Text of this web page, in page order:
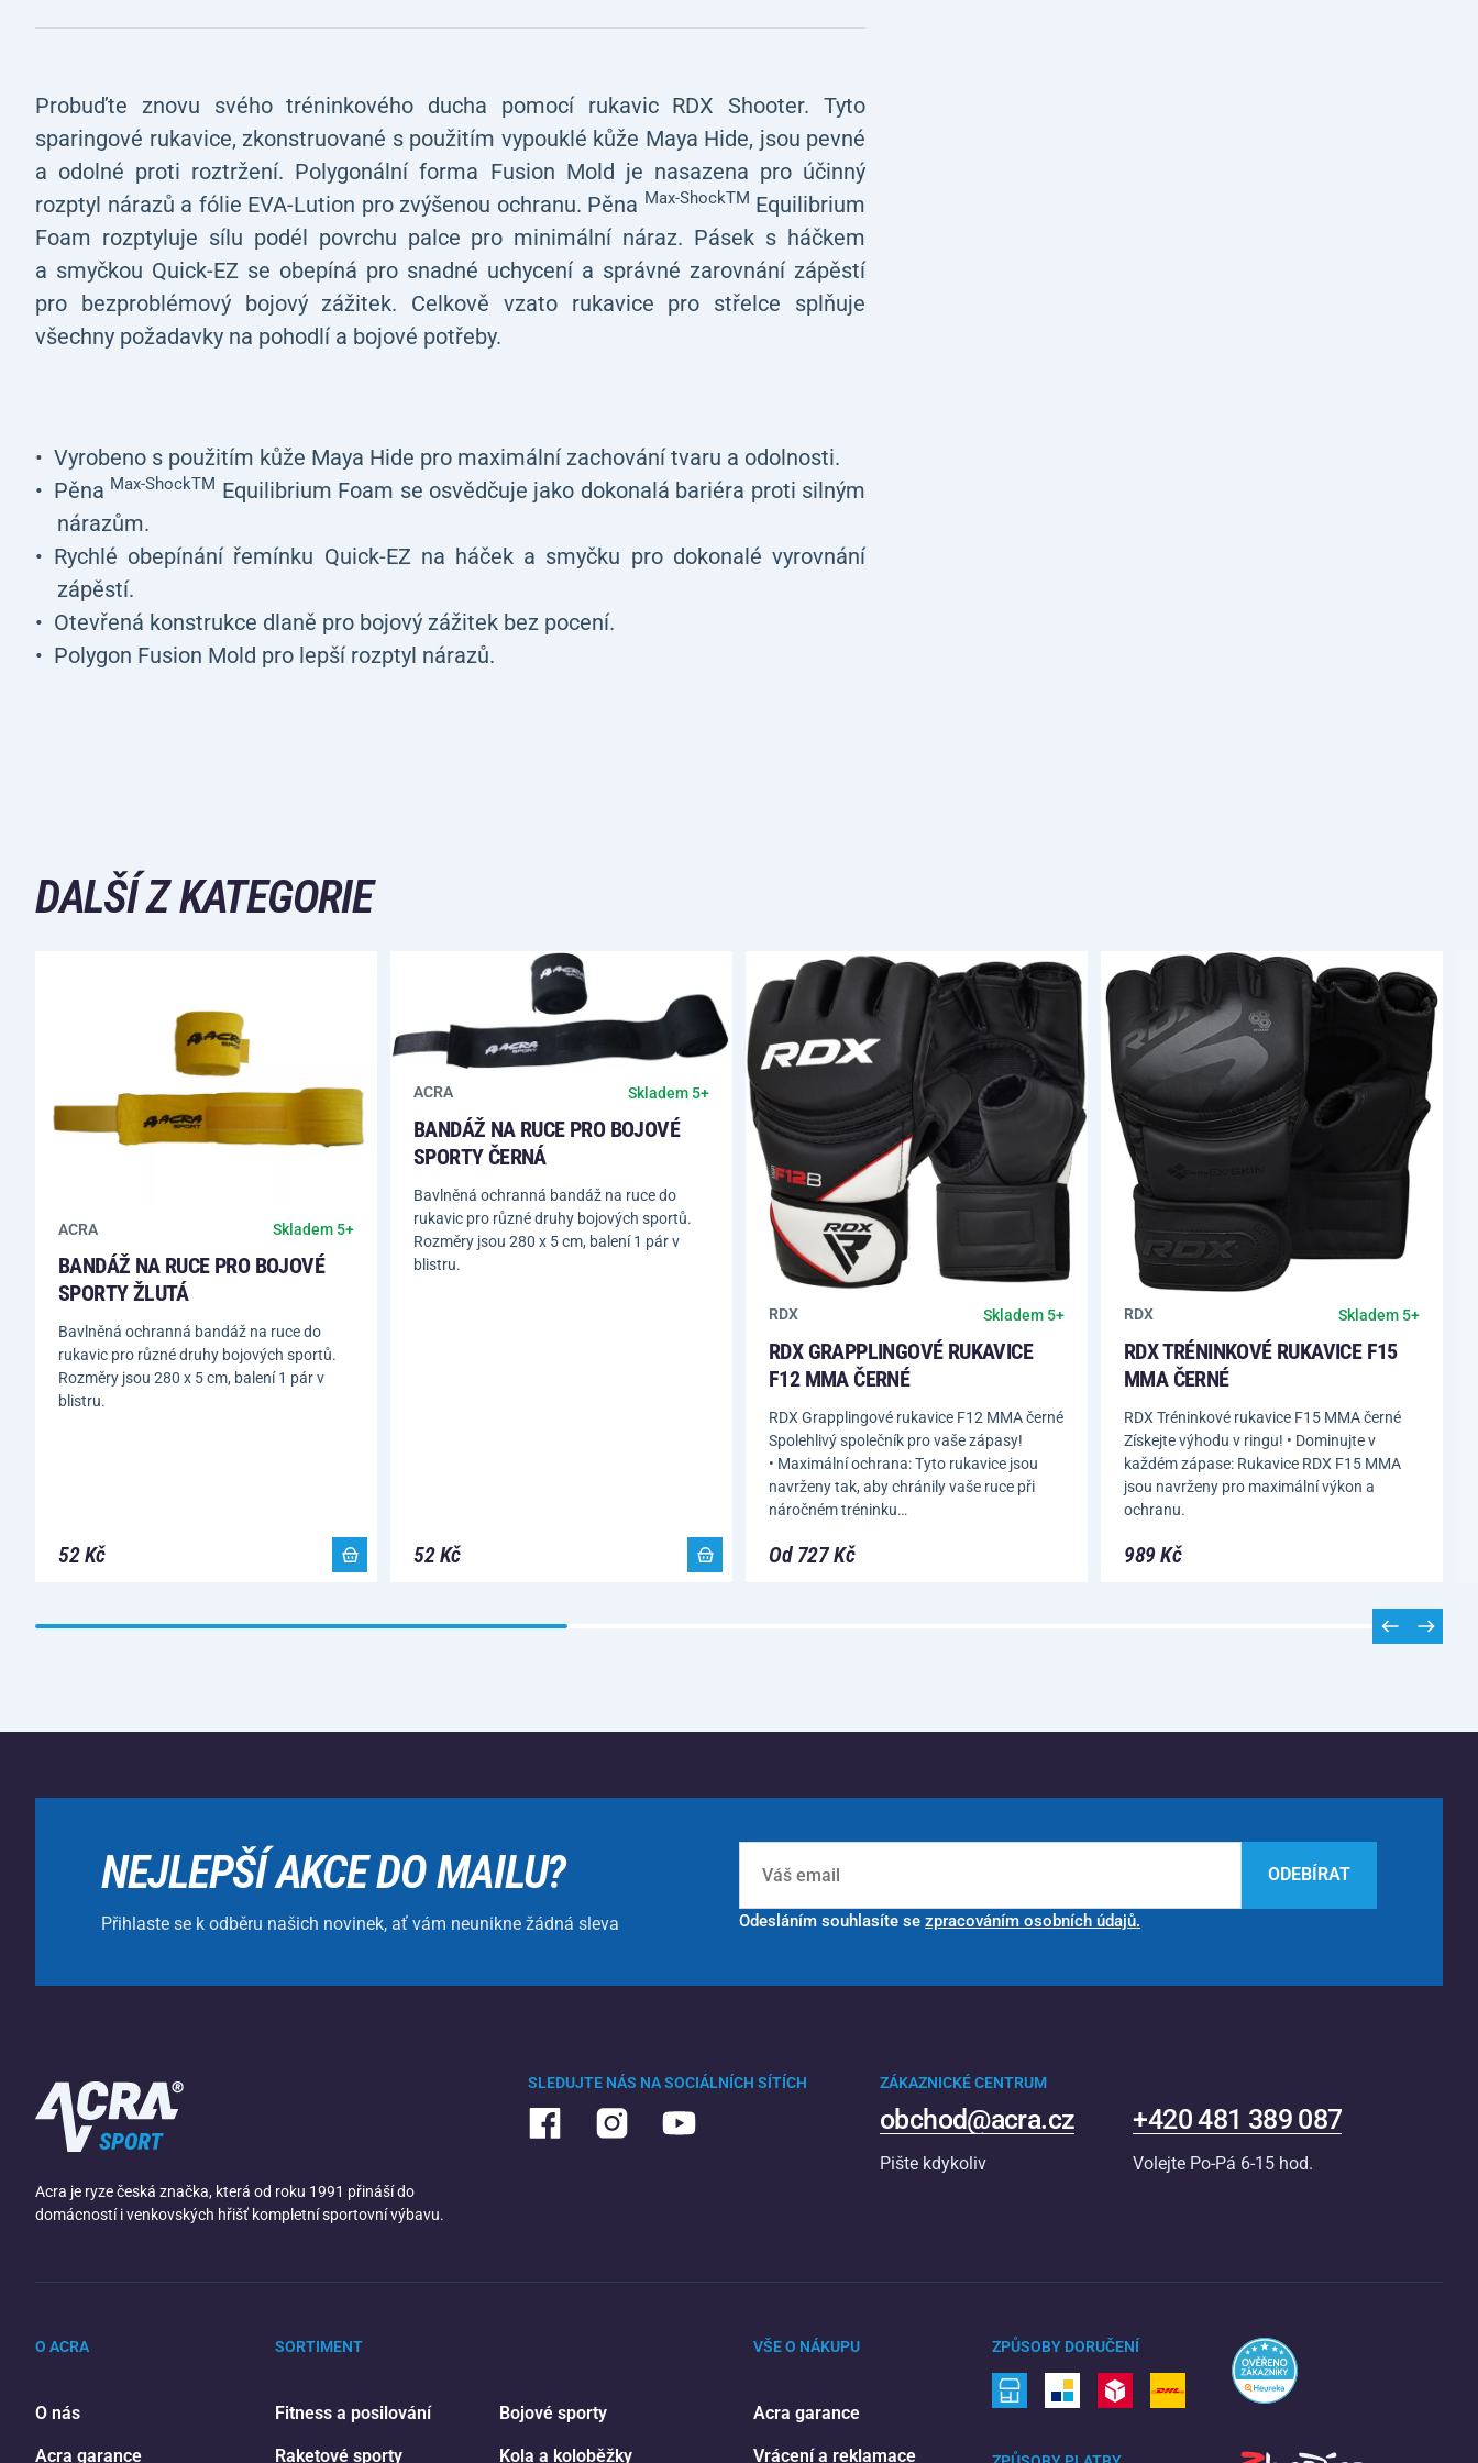
Probuďte znovu svého tréninkového ducha pomocí rukavic RDX Shooter. Tyto
sparingové rukavice, zkonstruované s použitím vypouklé kůže Maya Hide, jsou pevné
a odolné proti roztržení. Polygonální forma Fusion Mold je nasazena pro účinný
rozptyl nárazů a fólie EVA-Lution pro zvýšenou ochranu. Pěna Max-ShockTM Equilibrium
Foam rozptyluje sílu podél povrchu palce pro minimální náraz. Pásek s háčkem
a smyčkou Quick-EZ se obepíná pro snadné uchycení a správné zarovnání zápěstí
pro bezproblémový bojový zážitek. Celkově vzato rukavice pro střelce splňuje
všechny požadavky na pohodlí a bojové potřeby.
Vyrobeno s použitím kůže Maya Hide pro maximální zachování tvaru a odolnosti.
Pěna Max-ShockTM Equilibrium Foam se osvědčuje jako dokonalá bariéra proti silným
nárazům.
Rychlé obepínání řemínku Quick-EZ na háček a smyčku pro dokonalé vyrovnání
zápěstí.
Otevřená konstrukce dlaně pro bojový zážitek bez pocení.
Polygon Fusion Mold pro lepší rozptyl nárazů.
DALŠÍ Z KATEGORIE
ACRA Skladem 5+
BANDÁŽ NA RUCE PRO BOJOVÉ
SPORTY ŽLUTÁ
Bavlněná ochranná bandáž na ruce do
rukavic pro různé druhy bojových sportů.
Rozměry jsou 280 x 5 cm, balení 1 pár v
blistru.
52 Kč
ACRA Skladem 5+
BANDÁŽ NA RUCE PRO BOJOVÉ
SPORTY ČERNÁ
Bavlněná ochranná bandáž na ruce do
rukavic pro různé druhy bojových sportů.
Rozměry jsou 280 x 5 cm, balení 1 pár v
blistru.
52 Kč
RDX Skladem 5+
RDX GRAPPLINGOVÉ RUKAVICE
F12 MMA ČERNÉ
RDX Grapplingové rukavice F12 MMA černé
Spolehlivý společník pro vaše zápasy!
• Maximální ochrana: Tyto rukavice jsou
navrženy tak, aby chránily vaše ruce při
náročném tréninku…
Od 727 Kč
RDX Skladem 5+
RDX TRÉNINKOVÉ RUKAVICE F15
MMA ČERNÉ
RDX Tréninkové rukavice F15 MMA černé
Získejte výhodu v ringu! • Dominujte v
každém zápase: Rukavice RDX F15 MMA
jsou navrženy pro maximální výkon a
ochranu.
989 Kč
NEJLEPŠÍ AKCE DO MAILU?
Přihlaste se k odběru našich novinek, ať vám neunikne žádná sleva
ODEBÍRAT
Odesláním souhlasíte se zpracováním osobních údajů.
Acra je ryze česká značka, která od roku 1991 přináší do
domácností i venkovských hřišť kompletní sportovní výbavu.
SLEDUJTE NÁS NA SOCIÁLNÍCH SÍTÍCH ZÁKAZNICKÉ CENTRUM
obchod@acra.cz
Pište kdykoliv
+420 481 389 087
Volejte Po-Pá 6-15 hod.
O ACRA
O nás
Acra garance
SORTIMENT
Fitness a posilování
Raketové sporty
Bojové sporty
Kola a koloběžky
VŠE O NÁKUPU
Acra garance
Vrácení a reklamace
ZPŮSOBY DORUČENÍ